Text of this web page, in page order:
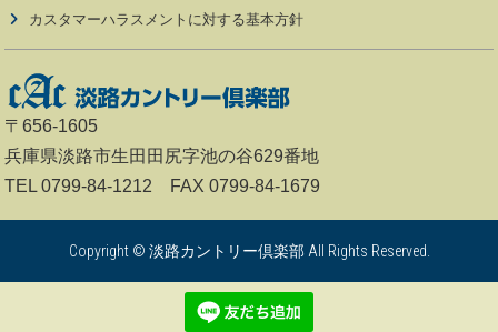
カスタマーハラスメントに対する基本方針
〒656-1605
兵庫県淡路市生田田尻字池の谷629番地
TEL 0799-84-1212 FAX 0799-84-1679
Copyright © 淡路カントリー倶楽部 All Rights Reserved.